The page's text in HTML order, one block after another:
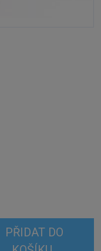
PŘIDAT DO